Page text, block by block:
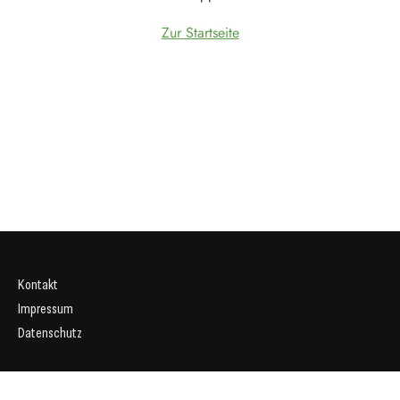
Zur Startseite
Kontakt
Impressum
Datenschutz